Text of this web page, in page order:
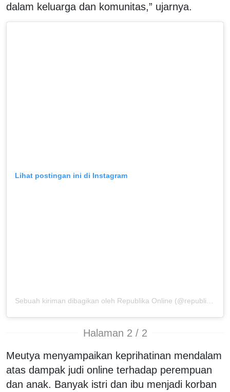
dalam keluarga dan komunitas,” ujarnya.
Lihat postingan ini di Instagram
Sebuah kiriman dibagikan oleh Republika Online (@republikaonline)
Halaman 2 / 2
Meutya menyampaikan keprihatinan mendalam
atas dampak judi online terhadap perempuan
dan anak. Banyak istri dan ibu menjadi korban